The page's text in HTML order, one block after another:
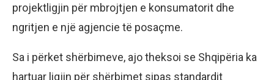
projektligjin për mbrojtjen e konsumatorit dhe
ngritjen e një agjencie të posaçme.
Sa i përket shërbimeve, ajo theksoi se Shqipëria ka
hartuar ligjin për shërbimet sipas standardit